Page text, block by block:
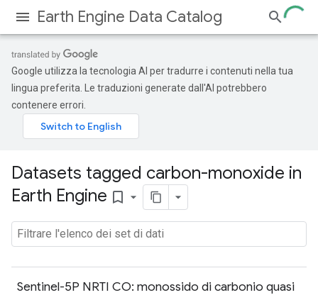
Earth Engine Data Catalog
Google utilizza la tecnologia AI per tradurre i contenuti nella tua
lingua preferita. Le traduzioni generate dall'AI potrebbero
contenere errori.
Datasets tagged carbon-monoxide in
Earth Engine bookmark_border
Sentinel-5P NRTI CO: monossido di carbonio quasi